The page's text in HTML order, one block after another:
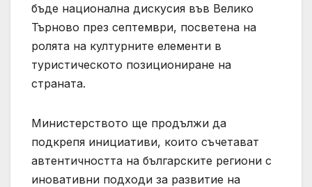
бъде национална дискусия във Велико
Търново през септември, посветена на
ролята на културните елементи в
туристическото позициониране на
страната.
Министерството ще продължи да
подкрепя инициативи, които съчетават
автентичността на българските региони с
иновативни подходи за развитие на